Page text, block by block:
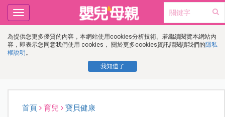
為提供您更多優質的內容，本網站使用cookies分析技術。若繼續閱覽本網站內
容，即表示您同意我們使用 cookies， 關於更多cookies資訊請閱讀我們的隱私
權說明 。
我知道了
Toggle
navigation
首頁 育兒 寶貝健康